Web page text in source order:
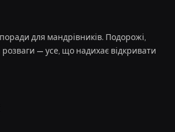
для мандрівників. Подорожі,
розваги — усе, що надихає відкривати